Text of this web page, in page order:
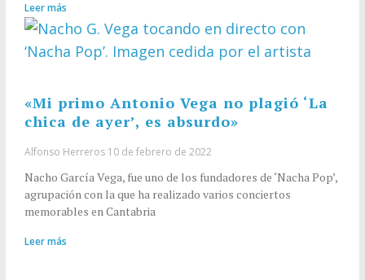
Leer más
«Mi primo Antonio Vega no plagió ‘La
chica de ayer’, es absurdo»
Alfonso Herreros 10 de febrero de 2022
Nacho García Vega, fue uno de los fundadores de ‘Nacha Pop’,
agrupación con la que ha realizado varios conciertos
memorables en Cantabria
Leer más